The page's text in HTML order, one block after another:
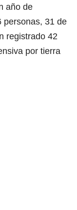
año de
personas, 31 de
registrado 42
por tierra